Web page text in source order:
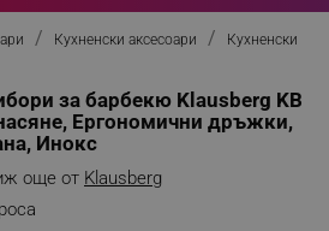
Кухненски аксесоари
Кухненски
за барбекю Klausberg KB
Ергономични дръжки,
Инокс
още от Klausberg